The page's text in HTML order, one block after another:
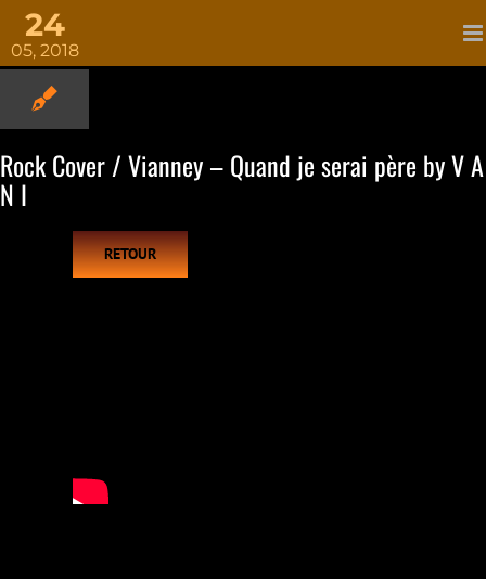
Passer
contenu
24
05, 2018
Rock Cover / Vianney – Quand je serai père by V A
N I
RETOUR